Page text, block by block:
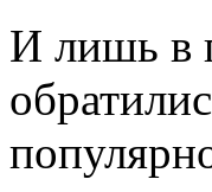
И лишь в